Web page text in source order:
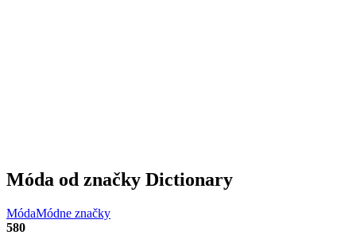
Móda od značky Dictionary
MódaMódne značky
580